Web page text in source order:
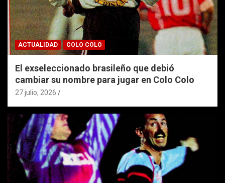
ACTUALIDAD COLO COLO
El exseleccionado brasileño que debió
cambiar su nombre para jugar en Colo Colo
27 julio, 2026